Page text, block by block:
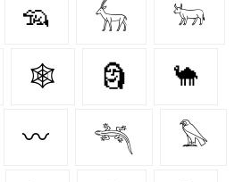
🦡 𓃲 𓃽
🕸️ 🗿 🐪
〰️ 𓆈 𓅃